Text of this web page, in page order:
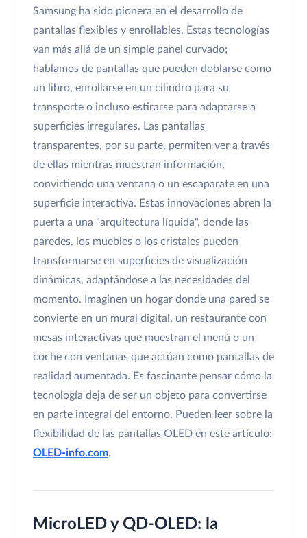
Samsung ha sido pionera en el desarrollo de
pantallas flexibles y enrollables. Estas tecnologías
van más allá de un simple panel curvado;
hablamos de pantallas que pueden doblarse como
un libro, enrollarse en un cilindro para su
transporte o incluso estirarse para adaptarse a
superficies irregulares. Las pantallas
transparentes, por su parte, permiten ver a través
de ellas mientras muestran información,
convirtiendo una ventana o un escaparate en una
superficie interactiva. Estas innovaciones abren la
puerta a una "arquitectura líquida", donde las
paredes, los muebles o los cristales pueden
transformarse en superficies de visualización
dinámicas, adaptándose a las necesidades del
momento. Imaginen un hogar donde una pared se
convierte en un mural digital, un restaurante con
mesas interactivas que muestran el menú o un
coche con ventanas que actúan como pantallas de
realidad aumentada. Es fascinante pensar cómo la
tecnología deja de ser un objeto para convertirse
en parte integral del entorno. Pueden leer sobre la
flexibilidad de las pantallas OLED en este artículo:
OLED-info.com.
MicroLED y QD-OLED: la